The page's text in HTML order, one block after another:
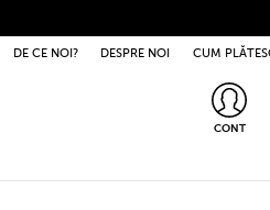
DE CE NOI? DESPRE NOI CUM
CONT
Nu ai cont? Apasă aici
0 produse